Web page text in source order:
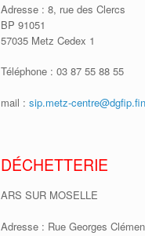
Adresse : 8, rue des Clercs
BP 91051
57035 Metz Cedex 1
Téléphone : 03 87 55 88 55
mail : sip.metz-
DÉCHETTERIE
ARS SUR MOSELLE
Adresse : Rue Georges